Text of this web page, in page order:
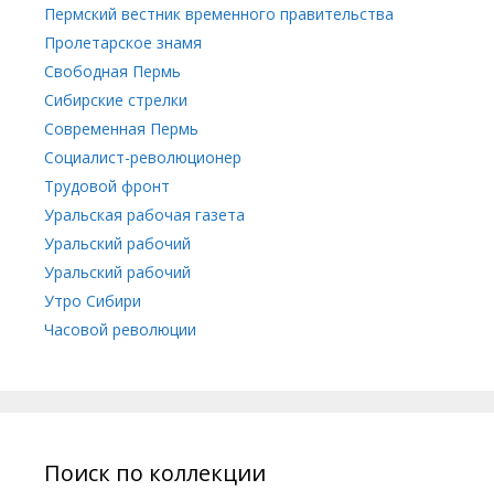
Пермский вестник временного правительства
Пролетарское знамя
Свободная Пермь
Сибирские стрелки
Современная Пермь
Социалист-революционер
Трудовой фронт
Уральская рабочая газета
Уральский рабочий
Уральский рабочий
Утро Сибири
Часовой революции
Поиск по коллекции